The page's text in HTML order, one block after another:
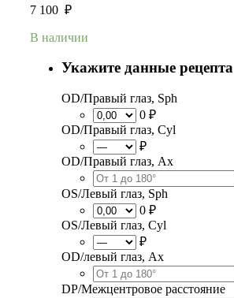
7 100 ₽
В наличии
Укажите данные рецепта
OD/Правый глаз, Sph
0 ₽
OD/Правый глаз, Cyl
₽
OD/Правый глаз, Ax
OS/Левый глаз, Sph
0 ₽
OS/Левый глаз, Cyl
₽
OD/левый глаз, Ax
DP/Межцентровое расстояние